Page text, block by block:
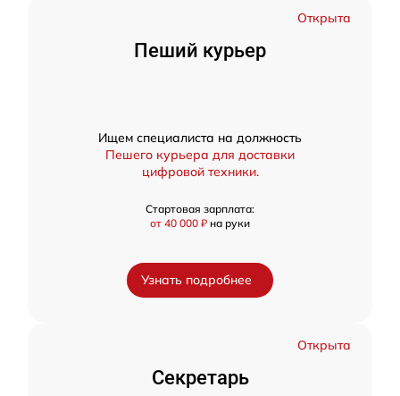
Открыта
Пеший курьер
Ищем специалиста на должность
Пешего курьера для доставки
цифровой техники.
Стартовая зарплата:
от 40 000 ₽ на руки
Узнать подробнее
Открыта
Секретарь